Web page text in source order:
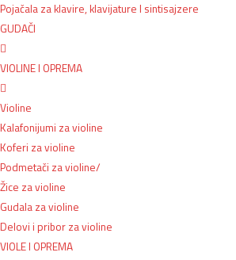
Pojačala za klavire, klavijature I sintisajzere
GUDAČI
VIOLINE I OPREMA
Violine
Kalafonijumi za violine
Koferi za violine
Podmetači za violine/
Žice za violine
Gudala za violine
Delovi i pribor za violine
VIOLE I OPREMA